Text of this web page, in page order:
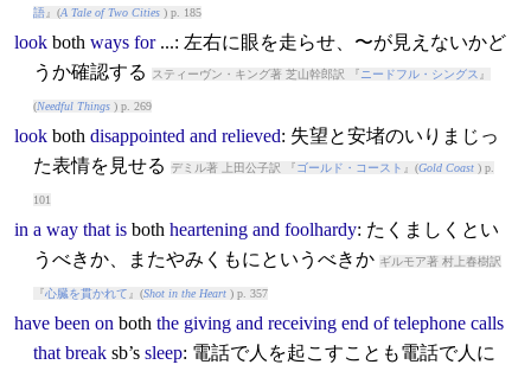
語』(A Tale of Two Cities) p. 185
look both ways for...: 左右に眼を走らせ、〜が見えないかど
うか確認する
スティーヴン・キング著 芝山幹郎訳 『 ニードフル・シングス 』
(Needful Things) p. 269
look both disappointed and relieved: 失望と安堵のいりまじっ
た表情を見せる
デミル著 上田公子訳 『 ゴールド・コースト 』(Gold Coast) p.
101
in a way that is both heartening and foolhardy: たくましくとい
うべきか、またやみくもにというべきか ギルモア著 村上春樹訳
『心臓を貫かれて 』(Shot in the Heart) p. 357
have been on both the giving and receiving end of telephone calls
that breaksb’s sleep: 電話で人を起こすことも電話で人に